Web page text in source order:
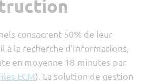
consacrent 50% de leur
à la recherche d'informations,
en moyenne 18 minutes par
ECM). La solution de gestion